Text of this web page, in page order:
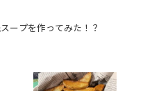
ープを作ってみた！？